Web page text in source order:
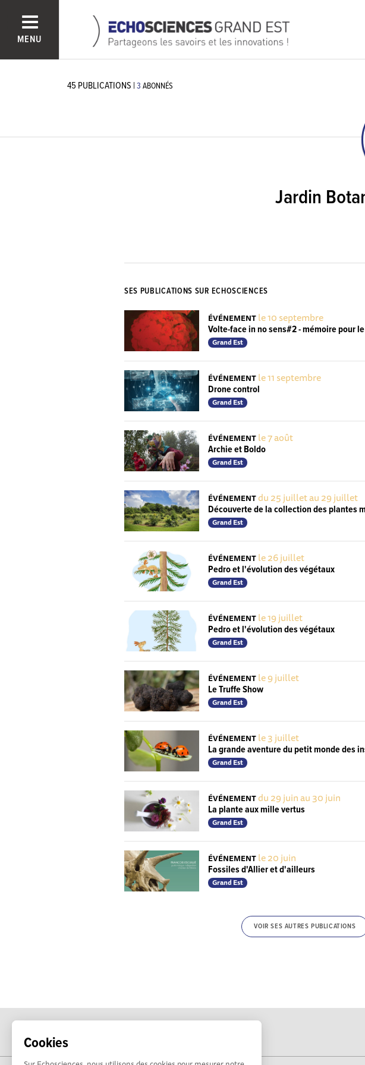
Cookies
MENU
45 PUBLICATIONS |3 ABONNÉS
Jardin
SES PUBLICATIONS SUR ECHOSCIENCES
ÉVÉNEMENT le 10 septembre
Volte-face in no sens#2 - mémoire pour
Grand Est
ÉVÉNEMENT le 11 septembre
Drone control
Grand Est
ÉVÉNEMENT le 7 août
Archie et Boldo
Grand Est
ÉVÉNEMENTdu 25 juillet au 29 juillet
Découverte de la collection des plantes
Grand Est
ÉVÉNEMENT le 26 juillet
Pedro et l'évolution des végétaux
Grand Est
ÉVÉNEMENT le 19 juillet
Pedro et l'évolution des végétaux
Grand Est
ÉVÉNEMENT le 9 juillet
Le Truffe Show
Grand Est
ÉVÉNEMENT le 3 juillet
La grande aventure du petit monde des
Grand Est
ÉVÉNEMENTdu 29 juin au 30 juin
La plante aux mille vertus
Grand Est
ÉVÉNEMENT le 20 juin
Fossiles d'Allier et d'ailleurs
Grand Est
VOIR SES AUTRES PUBLICATIONS